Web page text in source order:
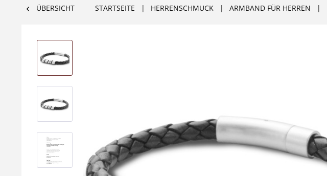
ÜBERSICHT STARTSEITE | HERRENSCHMUCK | ARMBAND FÜR HERREN |